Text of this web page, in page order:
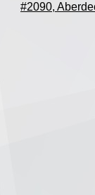
#2090,